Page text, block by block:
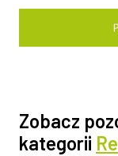
Zobacz
kategorii